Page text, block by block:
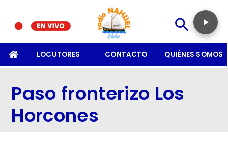
LOCUTORES CONTACTO QUIÉNES SOMOS
Paso fronterizo Los
Horcones